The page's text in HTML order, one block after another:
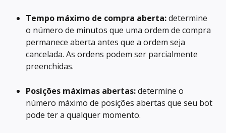
Tempo máximo de compra aberta: determine
o número de minutos que uma ordem de compra
permanece aberta antes que a ordem seja
cancelada. As ordens podem ser parcialmente
preenchidas.
Posições máximas abertas: determine o
número máximo de posições abertas que seu bot
pode ter a qualquer momento.